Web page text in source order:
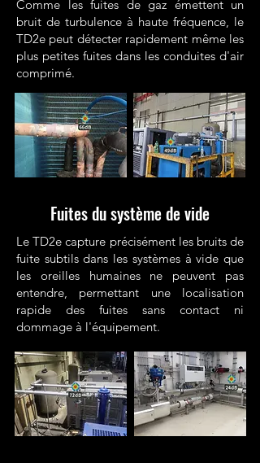
Comme les fuites de gaz émettent un
bruit de turbulence à haute fréquence, le
TD2e peut détecter rapidement même les
plus petites fuites dans les conduites d'air
comprimé.
Fuites du système de vide
Le TD2e capture précisément les bruits de
fuite subtils dans les systèmes à vide que
les oreilles humaines ne peuvent pas
entendre, permettant une localisation
rapide des fuites sans contact ni
dommage à l'équipement.